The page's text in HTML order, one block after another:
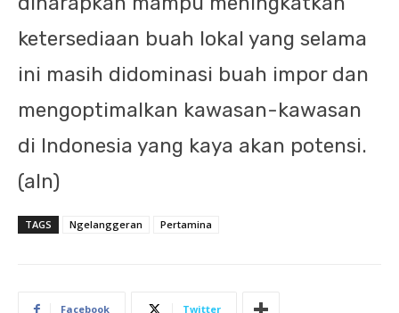
ketersediaan buah lokal yang selama
ini masih didominasi buah impor dan
mengoptimalkan kawasan-kawasan
di Indonesia yang kaya akan potensi.
(aln)
TAGS Ngelanggeran Pertamina
Facebook Twitter